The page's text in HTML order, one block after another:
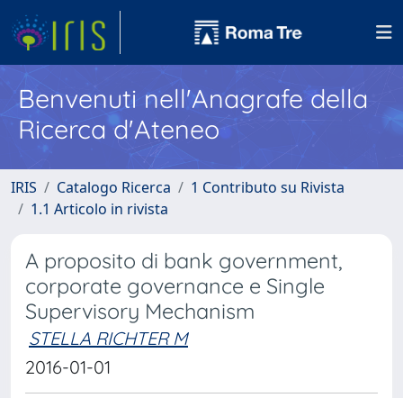
Benvenuti nell'Anagrafe della
Ricerca d'Ateneo
IRIS Catalogo Ricerca
1 Contributo su Rivista
1.1 Articolo in rivista
A proposito di bank government,
corporate governance e Single
Supervisory Mechanism
STELLA RICHTER M
2016-01-01